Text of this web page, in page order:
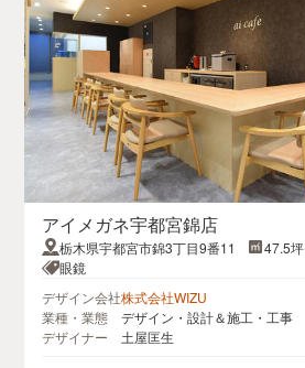
アイメガネ宇都宮錦店
栃木県宇都宮市錦3丁目9番11
47.5坪
眼鏡
デザイン会社株式会社WIZU
業種・業態
デザイン・設計＆施工・工事
デザイナー
土屋匡生